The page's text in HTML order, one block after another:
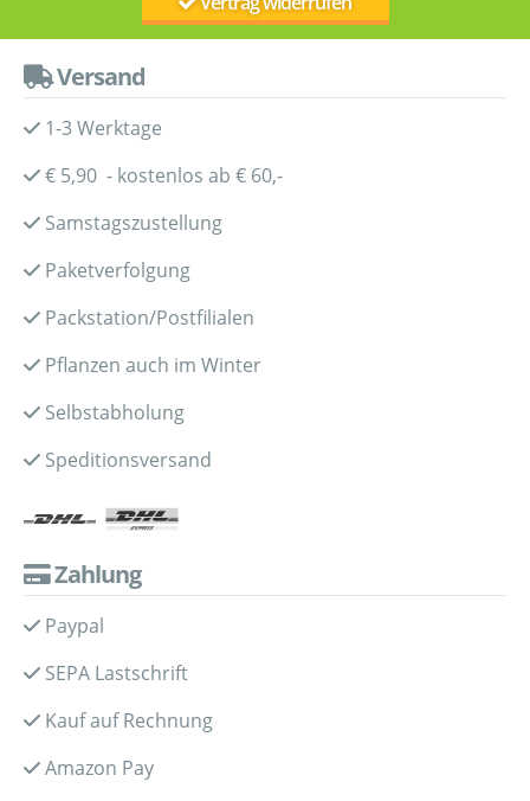
Versand
1-3 Werktage
€ 5,90 - kostenlos ab € 60,-
Samstagszustellung
Paketverfolgung
Packstation/Postfilialen
Pflanzen auch im Winter
Selbstabholung
Speditionsversand
Zahlung
Paypal
SEPA Lastschrift
Kauf auf Rechnung
Amazon Pay